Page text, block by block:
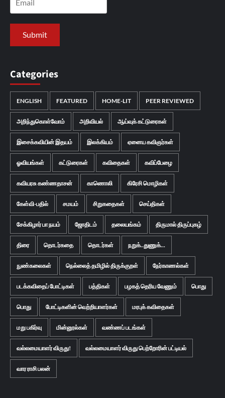
Categories
ENGLISH FEATURED HOME-LIT PEER REVIEWED
அறிந்துகொள்வோம் அறிவியல் ஆய்வுக் கட்டுரைகள்
இசைக்கவியின் இதயம் இலக்கியம் ஏனைய கவிஞர்கள்
ஓவியங்கள் கட்டுரைகள் கவிதைகள் கவிப்பேழை
கவியரசு கண்ணதாசன் காணொலி கிரேசி மொழிகள்
கேள்வி-பதில் சமயம் சிறுகதைகள் செய்திகள்
சேக்கிழார் பா நயம் ஜோதிடம் தலையங்கம் திருமால் திருப்புகழ்
திரை தொடர்கதை தொடர்கள் நறுக்..துணுக்...
நுண்கலைகள் நெல்லைத் தமிழில் திருக்குறள் நேர்காணல்கள்
படக்கவிதைப் போட்டிகள் பத்திகள் பழகத் தெரிய வேணும் பொது
பொது போட்டிகளின் வெற்றியாளர்கள் மரபுக் கவிதைகள்
மறு பகிர்வு மின்னூல்கள் வண்ணப் படங்கள்
வல்லமையாளர் விருது! வல்லமையாளர் விருது பெற்றோரின் பட்டியல்
வார ராசி பலன்